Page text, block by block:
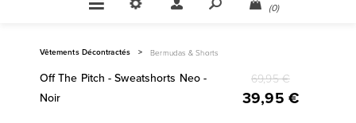
(0)
Vêtements Décontractés > Bermudas & Shorts
Off The Pitch - Sweatshorts Neo -
Noir
69,95 €
39,95 €